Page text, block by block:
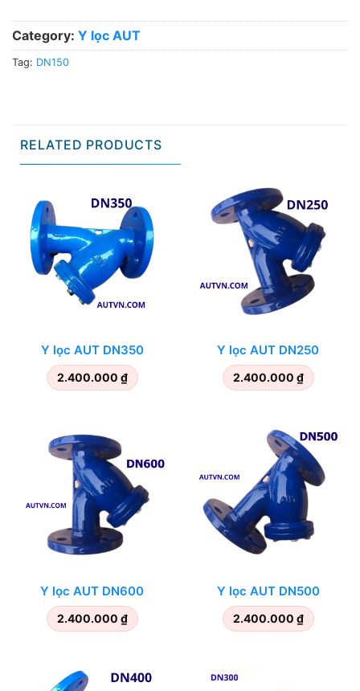
Category: Y lọc AUT
Tag: DN150
RELATED PRODUCTS
Y lọc AUT DN350
2.400.000 ₫
Y lọc AUT DN250
2.400.000 ₫
Y lọc AUT DN600
2.400.000 ₫
Y lọc AUT DN500
2.400.000 ₫